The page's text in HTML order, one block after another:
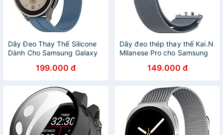
Dây Đeo Thay Thế Silicone
Dành Cho Samsung Galaxy
Pro/ Watch 6, Kai.N Sprot
Pro Magnectic_ Hàng Chính
Hãng
199.000 đ
Dây đeo thép thay thế Kai.N
Milanese Pro cho Samsung
149.000 đ